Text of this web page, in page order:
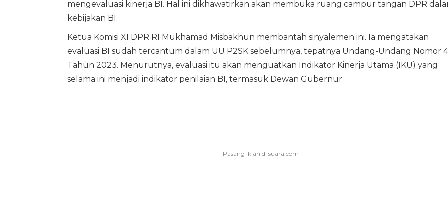
mengevaluasi kinerja BI. Hal ini dikhawatirkan akan membuka ruang campur tangan DPR
kebijakan BI.
Ketua Komisi XI DPR RI Mukhamad Misbakhun membantah sinyalemen ini. Ia mengatakan
evaluasi BI sudah tercantum dalam UU P2SK sebelumnya, tepatnya Undang-Undang Nomor 4
Tahun 2023. Menurutnya, evaluasi itu akan menguatkan Indikator Kinerja Utama (IKU) yang
selama ini menjadi indikator penilaian BI, termasuk Dewan Gubernur.